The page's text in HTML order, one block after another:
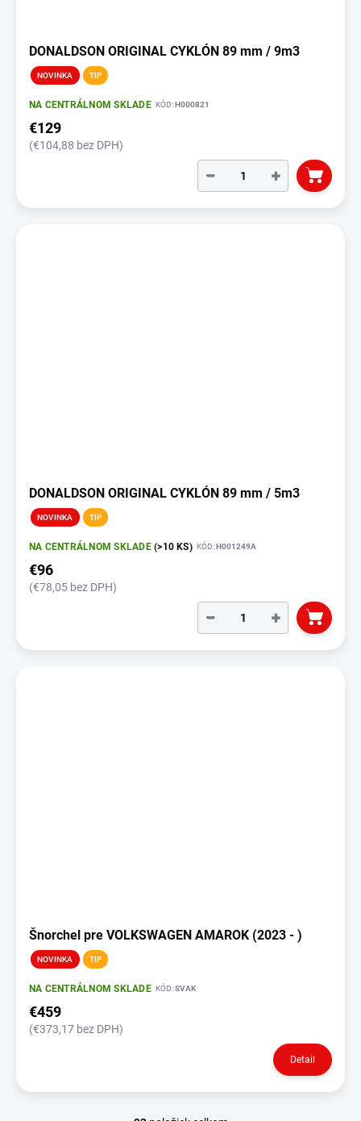
DONALDSON ORIGINAL CYKLÓN 89 mm / 9m3
NOVINKA TIP
NA CENTRÁLNOM SKLADE KÓD: H000821
€129
(€104,88 bez DPH)
+
−
DONALDSON ORIGINAL CYKLÓN 89 mm / 5m3
NOVINKA TIP
NA CENTRÁLNOM SKLADE(>10 KS) KÓD:H001249A
€96
(€78,05 bez DPH)
+
−
Šnorchel pre VOLKSWAGEN AMAROK (2023 - )
NOVINKA TIP
NA CENTRÁLNOM SKLADE KÓD:SVAK
€459
(€373,17 bez DPH)
Detail